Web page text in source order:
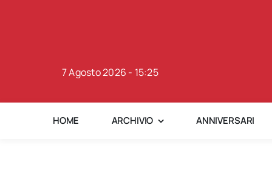
7 Agosto 2026 - 15:25
HOME ARCHIVIO ANNIVERSARI